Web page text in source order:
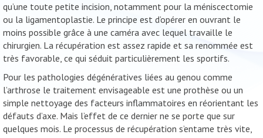
qu’une toute petite incision, notamment pour la méniscectomie
ou la ligamentoplastie. Le principe est d’opérer en ouvrant le
moins possible grâce à une caméra avec lequel travaille le
chirurgien. La récupération est assez rapide et sa renommée est
très favorable, ce qui séduit particulièrement les sportifs.
Pour les pathologies dégénératives liées au genou comme
l’arthrose le traitement envisageable est une prothèse ou un
simple nettoyage des facteurs inflammatoires en réorientant les
défauts d’axe. Mais l’effet de ce dernier ne se porte que sur
quelques mois. Le processus de récupération s’entame très vite,